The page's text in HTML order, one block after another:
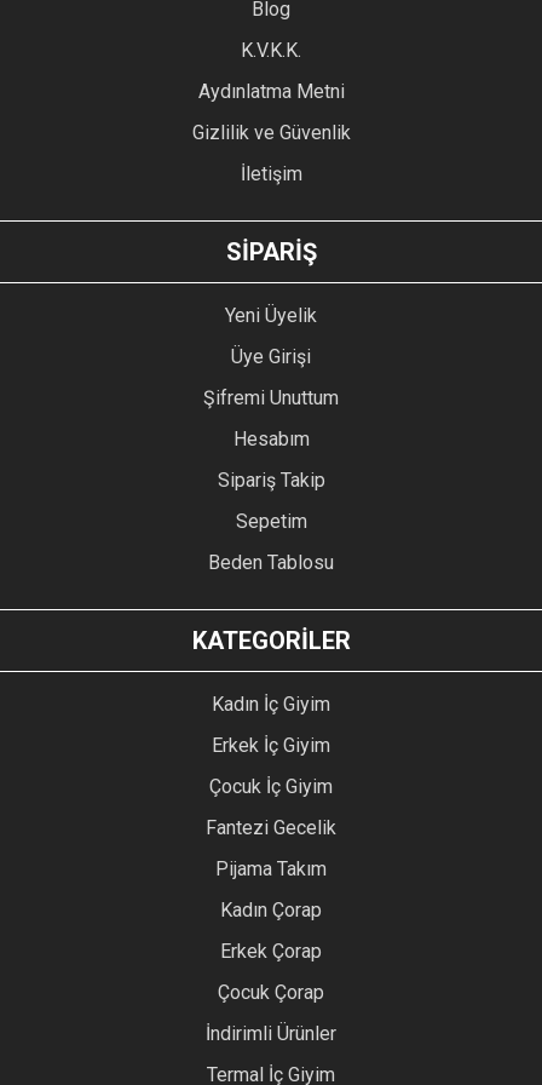
Ürün bilgilerinde hatalar bulunuyor.
Ürün fiyatı diğer sitelerden daha pahalı.
GÖNDER
Blog
K.V.K.K.
Aydınlatma Metni
Gizlilik ve Güvenlik
İletişim
SİPARİŞ
Yeni Üyelik
Üye Girişi
Şifremi Unuttum
Hesabım
Sipariş Takip
Sepetim
Beden Tablosu
KATEGORİLER
Kadın İç Giyim
Erkek İç Giyim
Çocuk İç Giyim
Fantezi Gecelik
Pijama Takım
Kadın Çorap
Erkek Çorap
Çocuk Çorap
İndirimli Ürünler
Termal İç Giyim